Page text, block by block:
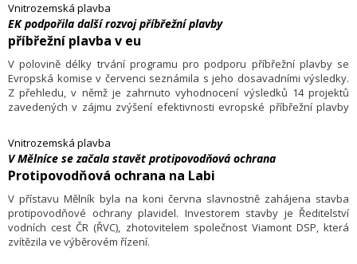
Vnitrozemská plavba
EK podpořila další rozvoj příbřežní plavby
příbřežní plavba v eu
V polovině délky trvání programu pro podporu příbřežní plavby se
Evropská komise v červenci seznámila s jeho dosavadními výsledky.
Z přehledu, v němž je zahrnuto vyhodnocení výsledků 14 projektů
zavedených v zájmu zvýšení efektivnosti evropské příbřežní plavby
Vnitrozemská plavba
V Mělníce se začala stavět protipovodňová ochrana
Protipovodňová ochrana na Labi
V přístavu Mělník byla na koni června slavnostně zahájena stavba
protipovodňové ochrany plavidel. Investorem stavby je Ředitelství
vodních cest ČR (ŘVC), zhotovitelem společnost Viamont DSP, která
zvítězila ve výběrovém řízení.